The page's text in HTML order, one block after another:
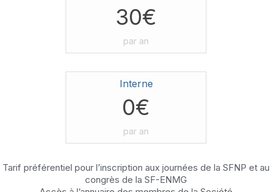
30€
par an
Interne
0€
par an
Tarif préférentiel pour l’inscription aux journées de la SFNP et au
congrès de la SF-ENMG